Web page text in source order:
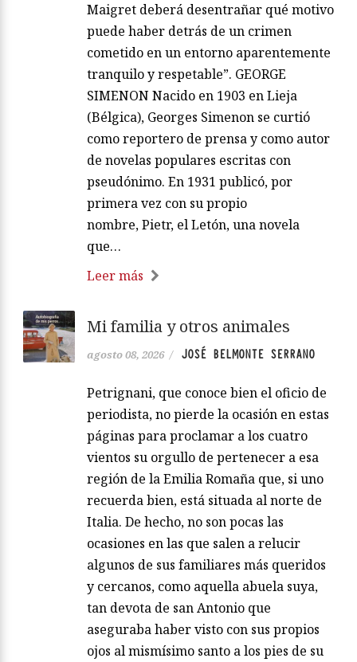
Maigret deberá desentrañar qué motivo
puede haber detrás de un crimen
cometido en un entorno aparentemente
tranquilo y respetable”. GEORGE
SIMENON Nacido en 1903 en Lieja
(Bélgica), Georges Simenon se curtió
como reportero de prensa y como autor
de novelas populares escritas con
pseudónimo. En 1931 publicó, por
primera vez con su propio
nombre, Pietr, el Letón, una novela
que…
Leer más
Mi familia y otros animales
agosto 08, 2026 / JOSÉ BELMONTE SERRANO
Petrignani, que conoce bien el oficio de
periodista, no pierde la ocasión en estas
páginas para proclamar a los cuatro
vientos su orgullo de pertenecer a esa
región de la Emilia Romaña que, si uno
recuerda bien, está situada al norte de
Italia. De hecho, no son pocas las
ocasiones en las que salen a relucir
algunos de sus familiares más queridos
y cercanos, como aquella abuela suya,
tan devota de san Antonio que
aseguraba haber visto con sus propios
ojos al mismísimo santo a los pies de su